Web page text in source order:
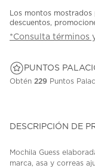
Los montos
descuentos,
*Consulta términos
PUNTOS
Obtén 229 Puntos
DESCRIPCIÓN DE
Mochila Guess
marca, asa y correas